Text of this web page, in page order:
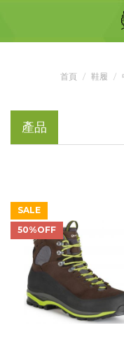
首頁 鞋履
產品
SALE
50%OFF